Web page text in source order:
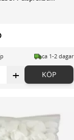
ca 1-2 dagar
+ KÖP